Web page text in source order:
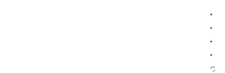
• ク
• 受
• 過
• 波
ウ